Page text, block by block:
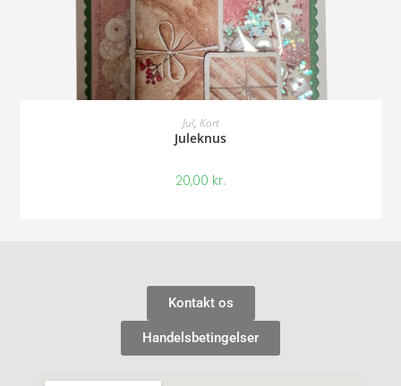
Jul, Kort
Juleknus
20,00 kr.
Kontakt os
Handelsbetingelser